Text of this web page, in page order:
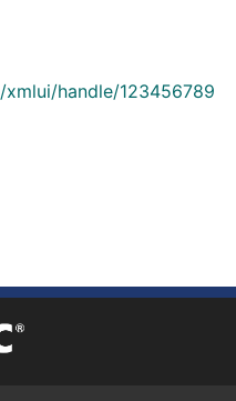
handle/123456789